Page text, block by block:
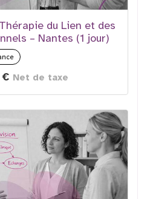
du Lien et des
– Nantes (1 jour)
:
€ Net de taxe